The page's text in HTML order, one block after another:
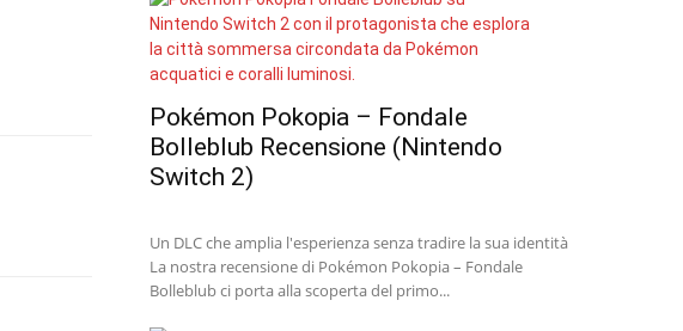
Pokémon Pokopia – Fondale
Bolleblub Recensione (Nintendo
Switch 2)
Un DLC che amplia l'esperienza senza tradire la sua identità
La nostra recensione di Pokémon Pokopia – Fondale
Bolleblub ci porta alla scoperta del primo...